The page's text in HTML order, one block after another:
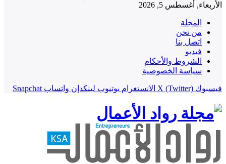
الأربعاء, أغسطس 5, 2026
المجلة
من نحن
اتصل بنا
فيديو
الشروط والأحكام
سياسة الخصوصية
فيسبوك X (Twitter) الانستغرام يوتيوب لينكدإن واتساب Snapchat